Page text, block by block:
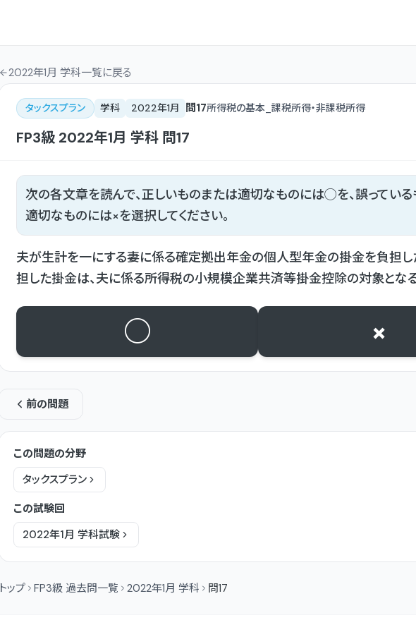
2022年1月 学科一覧に戻る
タックスプラン 学科 2022年1月 問17所得税の基本_課税所得・非課税所得
FP3級 2022年1月 学科 問17
次の各文章を読んで、正しいものまたは適切なものには◯を、誤ってい
適切なものには×を選択してください。
夫が生計を一にする妻に係る確定拠出年金の個人型年金の掛金を負担し
担した掛金は、夫に係る所得税の小規模企業共済等掛金控除の対象とな
○ ×
前の問題
この問題の分野
タックスプラン
この試験回
2022年1月 学科試験
トップ FP3級 過去問一覧 2022年1月 学科 問17